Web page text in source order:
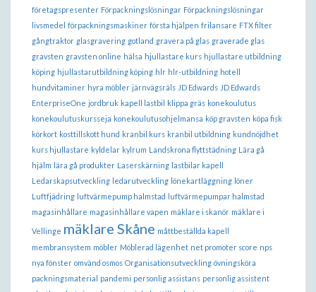
företagspresenter Förpackningslösningar Förpackningslösningar
livsmedel förpackningsmaskiner första hjälpen frilansare FTX filter
gångtraktor glasgravering gotland gravera på glas graverade glas
gravsten gravsten online hälsa hjullastare kurs hjullastare utbildning
köping hjullastarutbildning köping hlr hlr-utbildning hotell
hundvitaminer hyra möbler järnvägsräls JD Edwards JD Edwards
EnterpriseOne jordbruk kapell lastbil klippa gräs konekoulutus
konekoulutuskursseja konekoulutusohjelmansa köp gravsten köpa fisk
körkort kosttillskott hund kranbil kurs kranbil utbildning kundnöjdhet
kurs hjullastare kyldelar kylrum Landskrona flyttstädning Lära gå
hjälm lära gå produkter Laserskärning lastbilar kapell
Ledarskapsutveckling ledarutveckling lönekartläggning löner
Luftfjädring luftvärmepump halmstad
luftvärmepumpar halmstad
magasinhållare magasinhållare vapen mäklare i skanör mäklare i
Vellinge mäklare Skåne måttbeställda kapell
membransystem möbler Möblerad lägenhet net promoter score nps
nya fönster omvänd osmos Organisationsutveckling övningsköra
packningsmaterial
pandemi personlig assistans personlig assistent